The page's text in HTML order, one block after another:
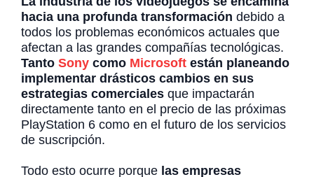
hacia una profunda transformación debido a
todos los problemas económicos actuales que
afectan a las grandes compañías tecnológicas.
Tanto Sony como Microsoft están planeando
implementar drásticos cambios en sus
estrategias comerciales que impactarán
directamente tanto en el precio de las próximas
PlayStation 6 como en el futuro de los servicios
de suscripción.
Todo esto ocurre porque las empresas